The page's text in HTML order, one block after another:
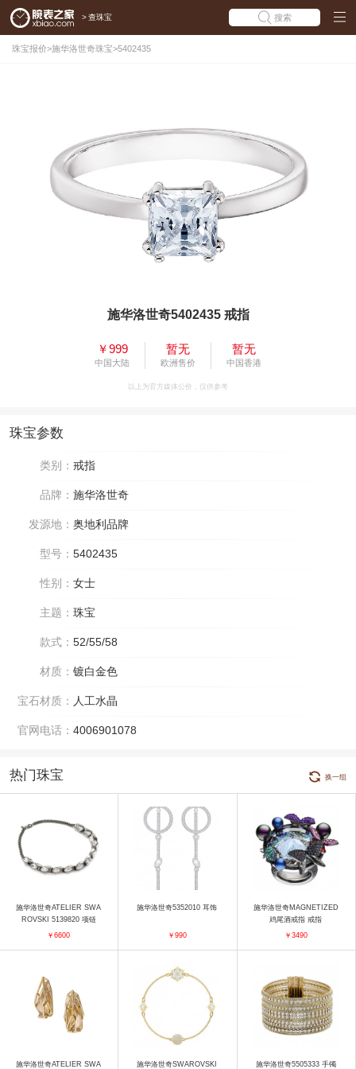
> 查珠宝 搜索
珠宝报价>施华洛世奇珠宝>5402435
施华洛世奇5402435 戒指
￥999
中国大陆
暂无
欧洲售价
暂无
中国香港
以上为官方媒体公价，仅供参考
珠宝参数
类别： 戒指
品牌： 施华洛世奇
发源地： 奥地利品牌
型号： 5402435
性别： 女士
主题： 珠宝
款式： 52/55/58
材质： 镀白金色
宝石材质： 人工水晶
官网电话： 4006901078
热门珠宝 换一组
施华洛世奇ATELIER SWA
ROVSKI 5139820 项链
￥6600
施华洛世奇5352010 耳饰
￥990
施华洛世奇MAGNETIZED
鸡尾酒戒指 戒指
￥3490
施华洛世奇ATELIER SWA 施华洛世奇SWAROVSKI 施华洛世奇5505333 手镯